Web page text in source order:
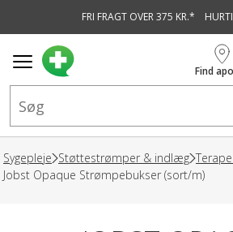
FRI FRAGT OVER 375 KR.*
Find
Sygepleje Støttestrømper & indlæg
Jobst Opaque Strømpebukser (sort/m)